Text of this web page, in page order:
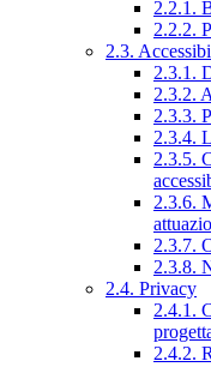
2.2.1.
2.2.2.
2.3.
2.3.1.
2.3.2.
2.3.3.
2.3.4.
2.3.5.
2.3.6.
2.3.7.
2.3.8.
2.4. Privacy
2.4.1.
2.4.2.